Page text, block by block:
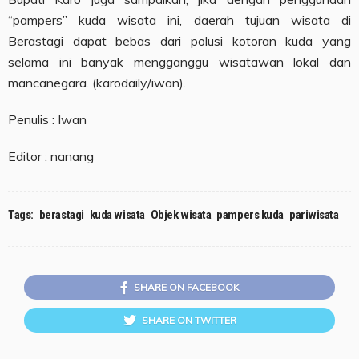
“pampers” kuda wisata ini, daerah tujuan wisata di
Berastagi dapat bebas dari polusi kotoran kuda yang
selama ini banyak mengganggu wisatawan lokal dan
mancanegara. (karodaily/iwan).
Penulis : Iwan
Editor : nanang
Tags: berastagi kuda wisata Objek wisata pampers kuda pariwisata
SHARE ON FACEBOOK
SHARE ON TWITTER